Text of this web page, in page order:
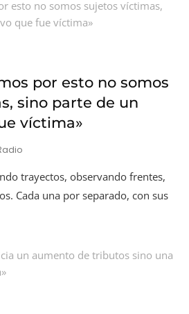
por esto no somos
sino parte de un
víctima»
trayectos, observando frentes,
Cada una por separado, con sus